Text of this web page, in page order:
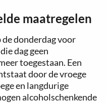
maatregelen
donderdag voor
dag geen
toegestaan. Een
door de vroege
en langdurige
alcoholschenkende